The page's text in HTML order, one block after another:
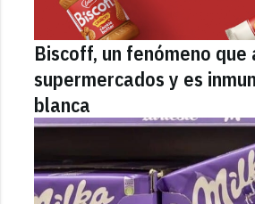
Biscoff, un fenómeno que
supermercados y es
blanca